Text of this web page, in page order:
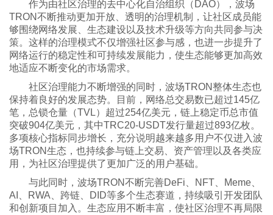
作为由社区治理的去中心化自治组织（DAO），波场
TRON不断推动更加开放、透明的治理机制，让社区成员能
够围绕网络发展、生态建设以及技术升级等方向共同参与决
策。这样的治理模式不仅增强社区参与感，也进一步提升了
网络运行的稳定性和可持续发展能力，使生态能够更加高效
地适应不断变化的市场需求。
社区治理能力不断增强的同时，波场TRON整体生态也
保持着良好的发展态势。目前，网络总交易数已超过145亿
笔，总锁仓量（TVL）超过254亿美元，链上稳定币总市值
突破904亿美元，其中TRC20-USDT发行量超过893亿枚。
多项核心指标同步增长，充分说明越来越多用户不仅进入波
场TRON生态，也持续参与链上交易、资产管理以及各类应
用，为社区治理提供了更加广泛的用户基础。
与此同时，波场TRON不断完善DeFi、NFT、Meme、
AI、RWA、跨链、DID等多个生态赛道，持续吸引开发团队
和创新项目加入。生态应用不断丰富，使社区治理不再局限